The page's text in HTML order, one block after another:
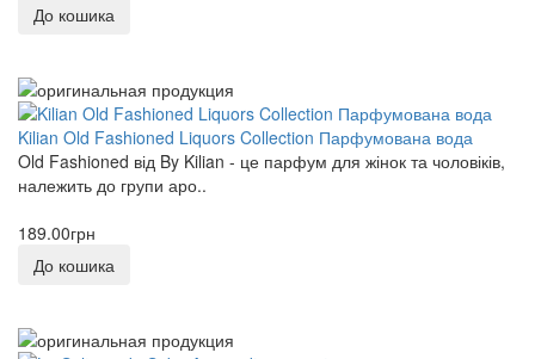
Narciso Rodriguez
NASOMATTO
0
ORMONDE JAYNE
ORTO PARISI
PARFUMS DE MARLY
До кошика
Kilian Old Fashioned Liquors Collection Парфумована вода
Old Fashioned від By Kilian - це парфум для жінок та чоловіків,
належить до групи аро..
189.00грн
До кошика